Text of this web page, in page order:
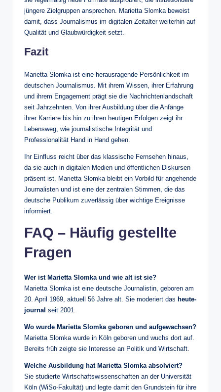
jüngere Zielgruppen ansprechen. Marietta Slomka beweist
damit, dass Journalismus im digitalen Zeitalter weiterhin auf
Qualität und Glaubwürdigkeit setzt.
Fazit
Marietta Slomka ist eine herausragende Persönlichkeit im
deutschen Journalismus. Mit ihrem Wissen, ihrer Erfahrung
und ihrem Engagement prägt sie die Nachrichtenlandschaft
seit Jahrzehnten. Von ihrer Ausbildung über die Anfänge
ihrer Karriere bis hin zu ihren heutigen Erfolgen zeigt ihr
Lebensweg, wie journalistische Integrität und
Professionalität Hand in Hand gehen.
Ihr Einfluss reicht über das klassische Fernsehen hinaus,
da sie auch in digitalen Medien und öffentlichen Diskursen
präsent ist. Marietta Slomka bleibt ein Vorbild für angehende
Journalisten und ist eine der zentralen Stimmen, die das
deutsche Publikum zuverlässig über wichtige Ereignisse
informiert.
FAQ – Häufig gestellte
Fragen
Wer ist Marietta Slomka und wie alt ist sie?
Marietta Slomka ist eine deutsche Journalistin, geboren am
20. April 1969, aktuell 56 Jahre alt. Sie moderiert das heute-
journal seit 2001.
Wo wurde Marietta Slomka geboren und aufgewachsen?
Marietta Slomka wurde in Köln geboren und wuchs dort auf.
Bereits früh zeigte sie Interesse an Politik und Wirtschaft.
Welche Ausbildung hat Marietta Slomka absolviert?
Sie studierte Wirtschaftswissenschaften an der Universität
Köln (WiSo-Fakultät) und legte damit den Grundstein für ihre